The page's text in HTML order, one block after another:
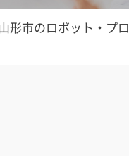
形市のロボット・プロ